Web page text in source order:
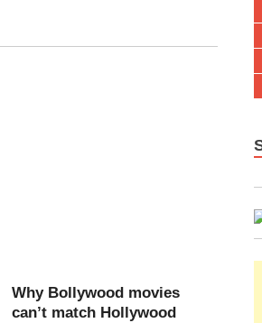
Why Bollywood movies
can’t match Hollywood